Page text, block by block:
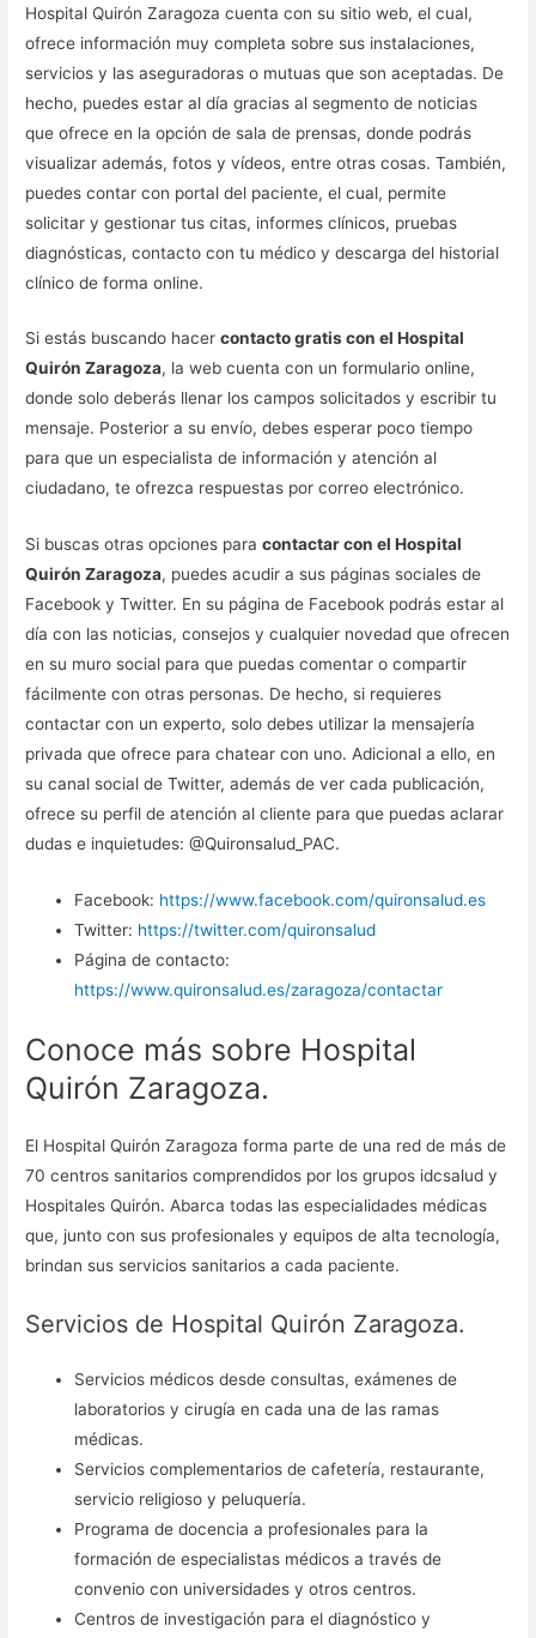
Hospital Quirón Zaragoza cuenta con su sitio web, el cual,
ofrece información muy completa sobre sus instalaciones,
servicios y las aseguradoras o mutuas que son aceptadas. De
hecho, puedes estar al día gracias al segmento de noticias
que ofrece en la opción de sala de prensas, donde podrás
visualizar además, fotos y vídeos, entre otras cosas. También,
puedes contar con portal del paciente, el cual, permite
solicitar y gestionar tus citas, informes clínicos, pruebas
diagnósticas, contacto con tu médico y descarga del historial
clínico de forma online.
Si estás buscando hacercontacto gratis con el Hospital
Quirón Zaragoza, la web cuenta con un formulario online,
donde solo deberás llenar los campos solicitados y escribir tu
mensaje. Posterior a su envío, debes esperar poco tiempo
para que un especialista de información y atención al
ciudadano, te ofrezca respuestas por correo electrónico.
Si buscas otras opciones paracontactar con el Hospital
Quirón Zaragoza, puedes acudir a sus páginas sociales de
Facebook y Twitter. En su página de Facebook podrás estar al
día con las noticias, consejos y cualquier novedad que ofrecen
en su muro social para que puedas comentar o compartir
fácilmente con otras personas. De hecho, si requieres
contactar con un experto, solo debes utilizar la mensajería
privada que ofrece para chatear con uno. Adicional a ello, en
su canal social de Twitter, además de ver cada publicación,
ofrece su perfil de atención al cliente para que puedas aclarar
dudas e inquietudes: @Quironsalud_PAC.
Facebook: https://www.facebook.com/quironsalud.es
Twitter: https://twitter.com/quironsalud
Página de contacto:
https://www.quironsalud.es/zaragoza/contactar
Conoce más sobre Hospital
Quirón Zaragoza.
El Hospital Quirón Zaragoza forma parte de una red de más de
70 centros sanitarios comprendidos por los grupos idcsalud y
Hospitales Quirón. Abarca todas las especialidades médicas
que, junto con sus profesionales y equipos de alta tecnología,
brindan sus servicios sanitarios a cada paciente.
Servicios de Hospital Quirón Zaragoza.
Servicios médicos desde consultas, exámenes de
laboratorios y cirugía en cada una de las ramas
médicas.
Servicios complementarios de cafetería, restaurante,
servicio religioso y peluquería.
Programa de docencia a profesionales para la
formación de especialistas médicos a través de
convenio con universidades y otros centros.
Centros de investigación para el diagnóstico y